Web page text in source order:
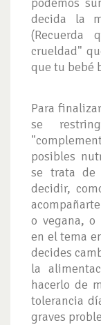
decida la
(Recuerda
crueldad"
que tu bebé
Para
se
posibles
se trata de
decidir,
o vegana, o
en el tema
decides
la
hacerlo de
tolerancia
graves